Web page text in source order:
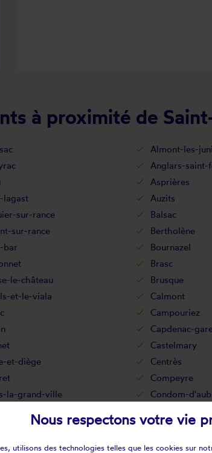
à proximité de
Almont-les-
Anglars-saint-
Asprières
lagast Auzits
sur-rance Balsac
sur-rance Bertholène
bar Bournazel
Brasc
le-château Brusque
et-le-viala Calmont
Campouriez
Capdenac-
Castelmary
et-diège Centrès
Compeyre
la-grand-ville Condom-
Creissels
Curières
Nous respectons votre vie
utilisons des technologies telles que les cookies sur